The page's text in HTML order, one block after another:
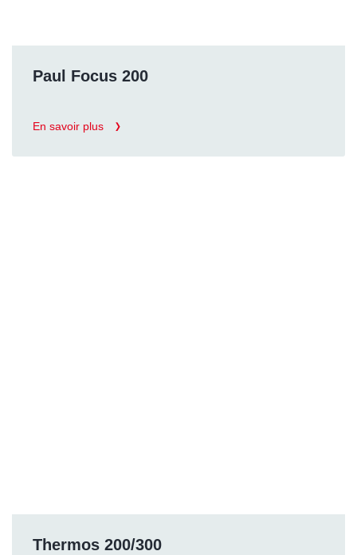
Paul Focus 200
En savoir plus
Thermos 200/300